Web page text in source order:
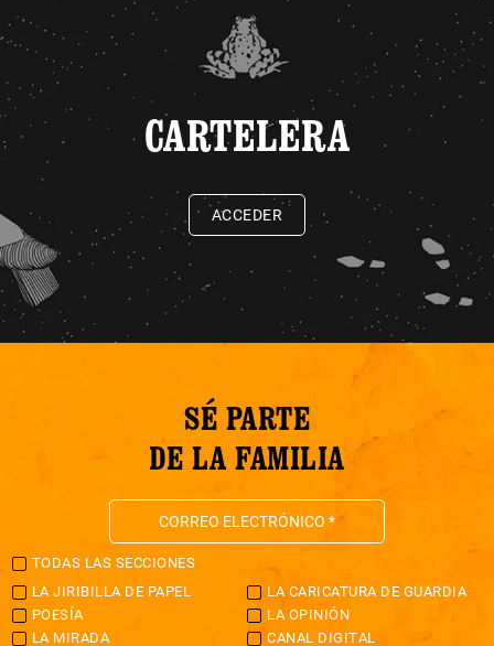
CARTELERA
ACCEDER
SÉ PARTE
DE LA FAMILIA
TODAS LAS SECCIONES
LA JIRIBILLA DE PAPEL
LA CARICATURA DE GUARDIA
POESÍA
LA OPINIÓN
LA MIRADA
CANAL DIGITAL